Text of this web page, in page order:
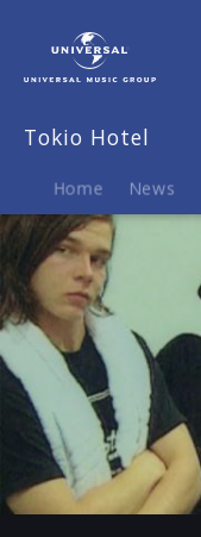
Video
Mädchen
All
Tokio Hotel
Home News
Play